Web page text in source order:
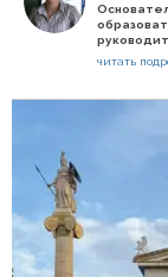
читать